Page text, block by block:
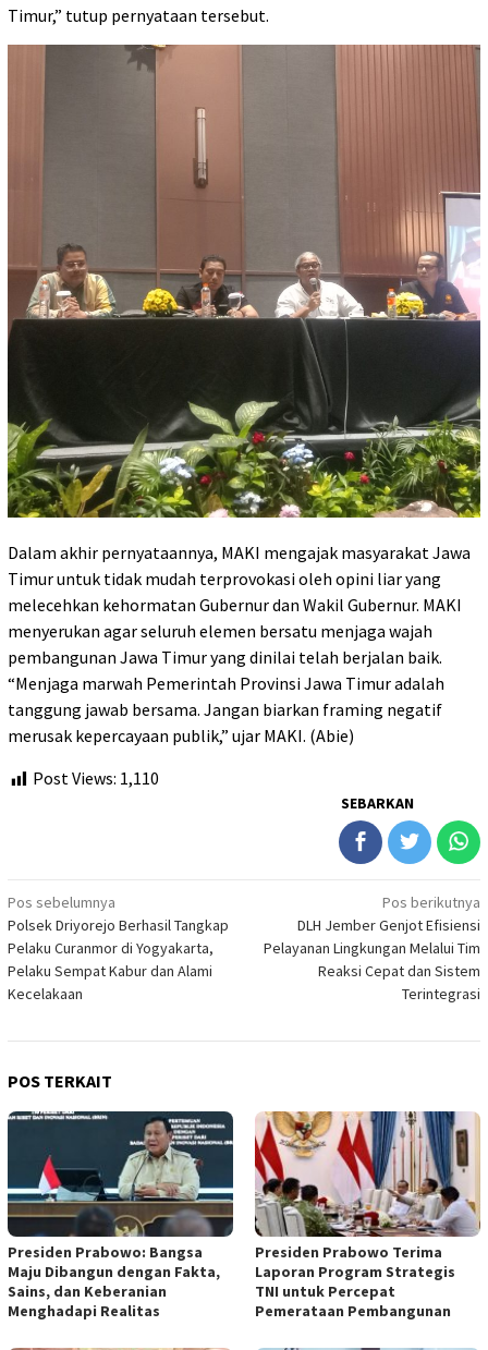
Timur,” tutup pernyataan tersebut.
Dalam akhir pernyataannya, MAKI mengajak masyarakat Jawa
Timur untuk tidak mudah terprovokasi oleh opini liar yang
melecehkan kehormatan Gubernur dan Wakil Gubernur. MAKI
menyerukan agar seluruh elemen bersatu menjaga wajah
pembangunan Jawa Timur yang dinilai telah berjalan baik.
“Menjaga marwah Pemerintah Provinsi Jawa Timur adalah
tanggung jawab bersama. Jangan biarkan framing negatif
merusak kepercayaan publik,” ujar MAKI. (Abie)
Post Views: 1,110
SEBARKAN
Navigasi
pos
Pos sebelumnya
Polsek Driyorejo Berhasil Tangkap
Pelaku Curanmor di Yogyakarta,
Pelaku Sempat Kabur dan Alami
Kecelakaan
Pos berikutnya
DLH Jember Genjot Efisiensi
Pelayanan Lingkungan Melalui Tim
Reaksi Cepat dan Sistem
Terintegrasi
POS TERKAIT
Presiden Prabowo: Bangsa
Maju Dibangun dengan Fakta,
Sains, dan Keberanian
Menghadapi Realitas
Presiden Prabowo Terima
Laporan Program Strategis
TNI untuk Percepat
Pemerataan Pembangunan